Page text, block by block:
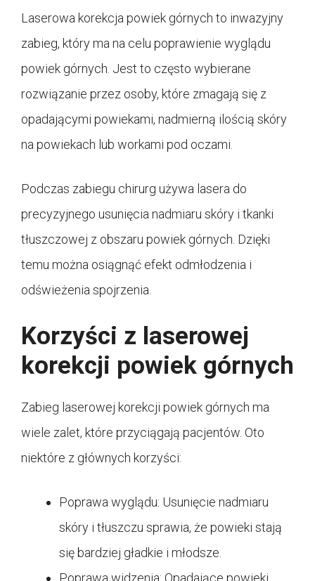
Laserowa korekcja powiek górnych to inwazyjny
zabieg, który ma na celu poprawienie wyglądu
powiek górnych. Jest to często wybierane
rozwiązanie przez osoby, które zmagają się z
opadającymi powiekami, nadmierną ilością skóry
na powiekach lub workami pod oczami.
Podczas zabiegu chirurg używa lasera do
precyzyjnego usunięcia nadmiaru skóry i tkanki
tłuszczowej z obszaru powiek górnych. Dzięki
temu można osiągnąć efekt odmłodzenia i
odświeżenia spojrzenia.
Korzyści z laserowej
korekcji powiek górnych
Zabieg laserowej korekcji powiek górnych ma
wiele zalet, które przyciągają pacjentów. Oto
niektóre z głównych korzyści:
Poprawa wyglądu: Usunięcie nadmiaru
skóry i tłuszczu sprawia, że powieki stają
się bardziej gładkie i młodsze.
Poprawa widzenia: Opadające powieki